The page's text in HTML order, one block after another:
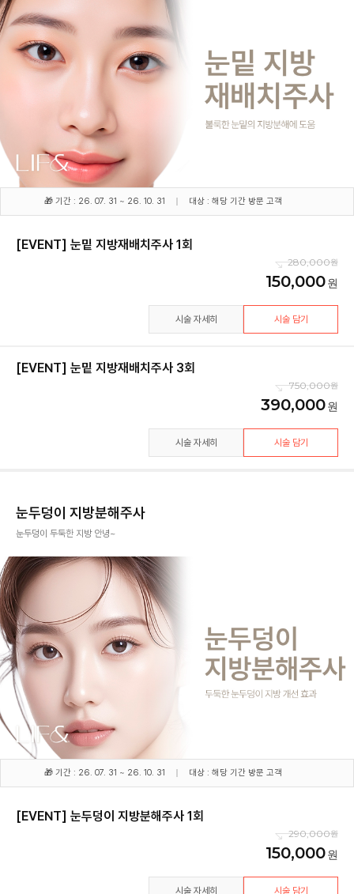
🎁 기간 : 26. 07. 31 ~ 26. 10. 31 대상 : 해당 기간 방문 고객
[EVENT] 눈밑 지방재배치주사 1회
280,000
150,000
시술 자세히 시술 담기
[EVENT] 눈밑 지방재배치주사 3회
750,000
390,000
시술 자세히 시술 담기
눈두덩이 지방분해주사
눈두덩이 두둑한 지방 안녕~
🎁 기간 : 26. 07. 31 ~ 26. 10. 31 대상 : 해당 기간 방문 고객
[EVENT] 눈두덩이 지방분해주사 1회
290,000
150,000
시술 자세히 시술 담기